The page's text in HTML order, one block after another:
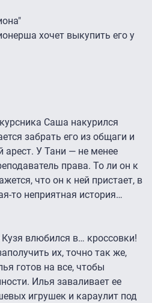
хочет выкупить его у
Саша накурился
забрать его из общаги и
У Тани — не менее
права. То ли он к
что он к ней пристает, в
то неприятная история…
влюбился в… кроссовки!
их, точно так же,
готов на все, чтобы
Илья заваливает ее
игрушек и караулит под